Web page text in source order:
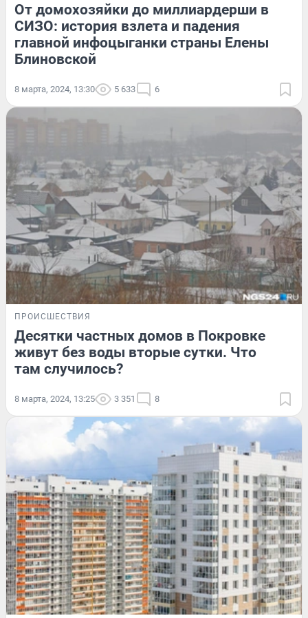
От домохозяйки до миллиардерши в
СИЗО: история взлета и падения
главной инфоцыганки страны Елены
Блиновской
8 марта, 2024, 13:30 5 633 6
ПРОИСШЕСТВИЯ
Десятки частных домов в Покровке
живут без воды вторые сутки. Что
там случилось?
8 марта, 2024, 13:25 3 351 8